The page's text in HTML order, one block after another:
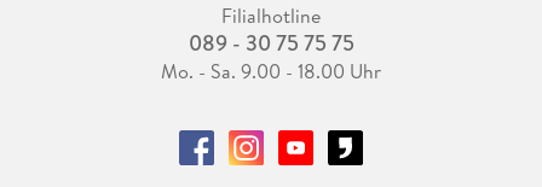
Filialhotline
089 - 30 75 75 75
Mo. - Sa. 9.00 - 18.00 Uhr